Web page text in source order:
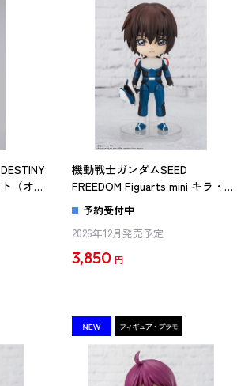
（オー
ーツ
機動戦士ガンダムSEED
FREEDOM Figuarts mini キラ・ヤ
マト（再販版）
予約受付中
2026年12月発売予定
3,850 円